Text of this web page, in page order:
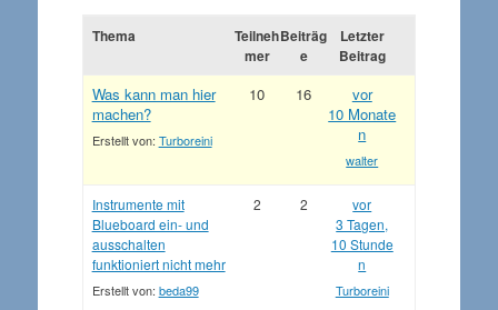
Thema
Teilneh
mer
Beiträg
e
Letzter
Beitrag
Was kann man hier
machen?
Erstellt von: Turboreini
10 16
vor
10 Monate
n
walter
Instrumente mit
Blueboard ein- und
ausschalten
funktioniert nicht mehr
Erstellt von: beda99
2 2
vor
3 Tagen,
10 Stunde
n
Turboreini